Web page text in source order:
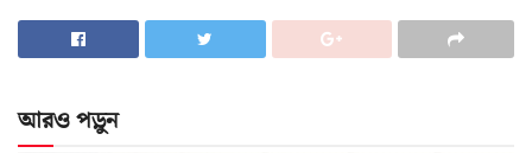
আরও পড়ুন